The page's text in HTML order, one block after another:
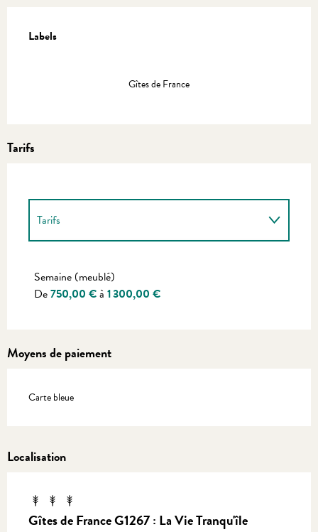
Labels
Labels
Gîtes de France
Tarifs
Tarifs
Semaine (meublé)
De750,00 €à 1 300,00 €
Moyens de paiement
Carte bleue
Localisation
Gîtes de France G1267 : La Vie Tranqu'île